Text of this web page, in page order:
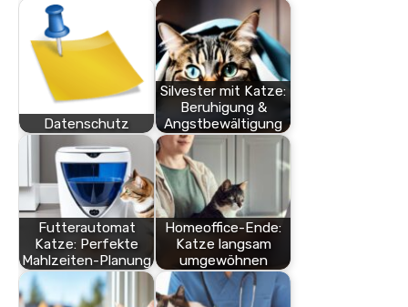
Datenschutz
Silvester mit Katze:
Beruhigung &
Angstbewältigung
Futterautomat
Katze: Perfekte
Mahlzeiten-Planung
Homeoffice-Ende:
Katze langsam
umgewöhnen